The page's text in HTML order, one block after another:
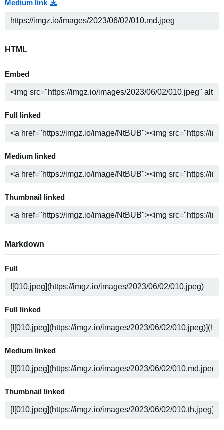
Medium link
HTML
Embed
Full linked
Medium linked
Thumbnail linked
Markdown
Full
Full linked
Medium linked
Thumbnail linked